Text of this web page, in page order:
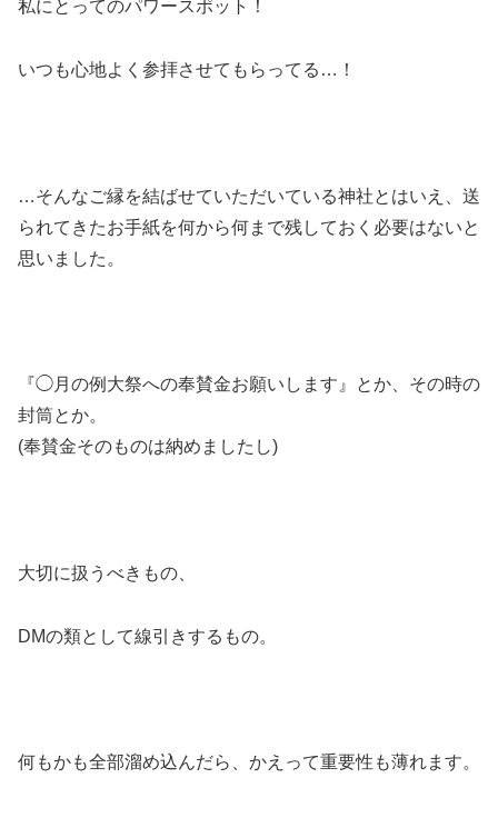
私にとってのパワースポット！
いつも心地よく参拝させてもらってる…！
…そんなご縁を結ばせていただいている神社とはいえ、送
られてきたお手紙を何から何まで残しておく必要はないと
思いました。
『◯月の例大祭への奉賛金お願いします』とか、その時の
封筒とか。
(奉賛金そのものは納めましたし)
大切に扱うべきもの、
DMの類として線引きするもの。
何もかも全部溜め込んだら、かえって重要性も薄れます。